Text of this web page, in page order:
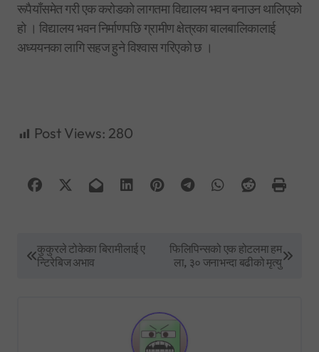
रूपैयाँसमेत गरी एक करोडको लागतमा विद्यालय भवन बनाउन थालिएको
हो । विद्यालय भवन निर्माणपछि ग्रामीण क्षेत्रका बालबालिकालाई
अध्ययनका लागि सहज हुने विश्वास गरिएको छ ।
Post Views: 280
कुकुरले टोकेका बिरामीलाई ए
न्टिरेबिज अभाव
फिलिपिन्सको एक होटलमा हम
ला, ३० जनाभन्दा बढीको मृत्यु